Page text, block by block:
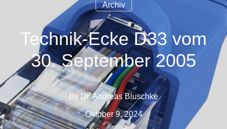
Archiv
Technik-Ecke D33 vom
30. September 2005
By Dr. Andreas Bluschke
Oktober 9, 2024